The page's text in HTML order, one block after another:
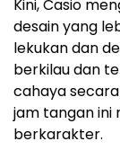
Kini, Casio
desain yang
lekukan dan
berkilau dan
cahaya
jam tangan ini
berkarakter.